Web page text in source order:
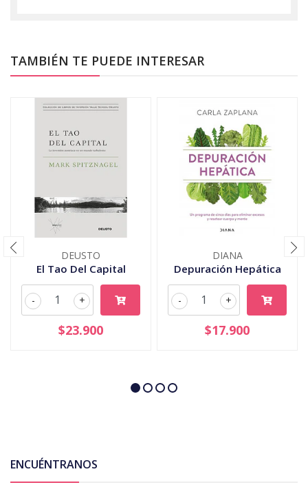
TAMBIÉN TE PUEDE INTERESAR
DEUSTO
El Tao Del Capital
+
-
$23.900
DIANA
Depuración Hepática
+
-
$17.900
ENCUÉNTRANOS